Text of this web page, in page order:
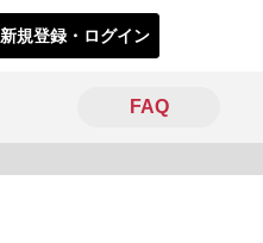
新規登録・ログイン
FAQ